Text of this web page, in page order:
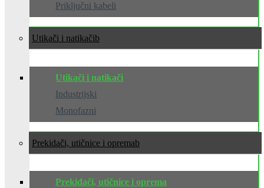
Priključni kabeli
Utikači i natikači
Utikači i natikači
Industrijski
Monofazni
Prekidači, utičnice i oprema
Prekidači, utičnice i oprema